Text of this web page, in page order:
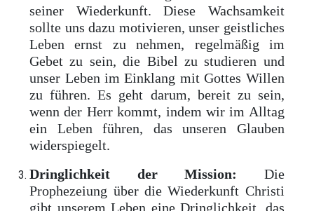
seiner Wiederkunft. Diese Wachsamkeit
sollte uns dazu motivieren, unser geistliches
Leben ernst zu nehmen, regelmäßig im
Gebet zu sein, die Bibel zu studieren und
unser Leben im Einklang mit Gottes Willen
zu führen. Es geht darum, bereit zu sein,
wenn der Herr kommt, indem wir im Alltag
ein Leben führen, das unseren Glauben
widerspiegelt.
Dringlichkeit der Mission:
Die
Prophezeiung über die Wiederkunft Christi
gibt unserem Leben eine Dringlichkeit, das